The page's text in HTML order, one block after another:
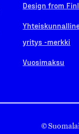
Design from
yritys -merkki
Vuosimaksu
©